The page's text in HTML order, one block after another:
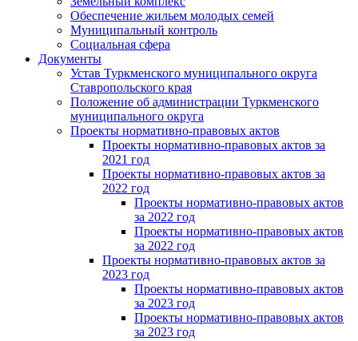
Обеспечение жильем молодых семей
Муниципальный контроль
Социальная сфера
Документы
Устав Туркменского муниципального округа
Ставропольского края
Положение об администрации Туркменского
муниципального округа
Проекты нормативно-правовых актов
Проекты нормативно-правовых актов за
2021 год
Проекты нормативно-правовых актов за
2022 год
Проекты нормативно-правовых актов
за 2022 год
Проекты нормативно-правовых актов
за 2022 год
Проекты нормативно-правовых актов за
2023 год
Проекты нормативно-правовых актов
за 2023 год
Проекты нормативно-правовых актов
за 2023 год